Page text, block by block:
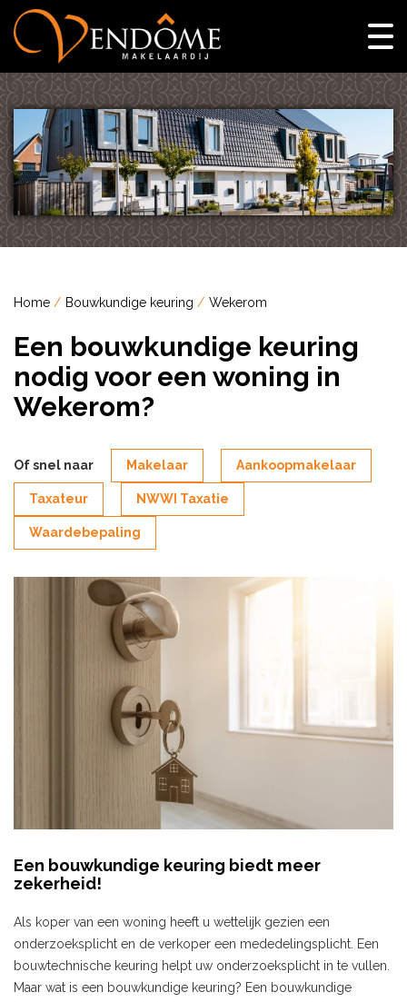
Home Bouwkundige keuring Wekerom
Een bouwkundige keuring
nodig voor een woning in
Wekerom?
Of snel naar Makelaar Aankoopmakelaar
Taxateur NWWI Taxatie
Waardebepaling
Een bouwkundige keuring biedt meer
zekerheid!
Als koper van een woning heeft u wettelijk gezien een
onderzoeksplicht en de verkoper een mededelingsplicht. Een
bouwtechnische keuring helpt uw onderzoeksplicht in te vullen.
Maar wat is een bouwkundige keuring? Een bouwkundige